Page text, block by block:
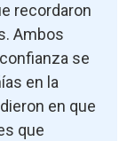
recordaron
Ambos
se
en la
en que
que